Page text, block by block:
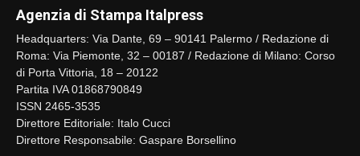
Agenzia di Stampa Italpress
Headquarters: Via Dante, 69 – 90141 Palermo / Redazione di
Roma: Via Piemonte, 32 – 00187 / Redazione di Milano: Corso
di Porta Vittoria, 18 – 20122
Partita IVA 01868790849
ISSN 2465-3535
Direttore Editoriale: Italo Cucci
Direttore Responsabile: Gaspare Borsellino